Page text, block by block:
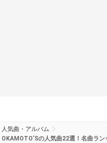
人気曲・アルバム
OKAMOTO’Sの人気曲22選！名曲ラン